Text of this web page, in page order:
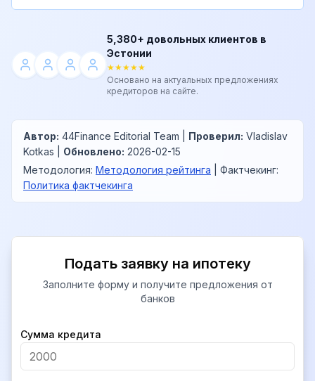
5,380+ довольных клиентов в
Эстонии
★★★★★
Основано на актуальных предложениях
кредиторов на сайте.
Автор: 44Finance Editorial Team Проверил: Vladislav
Kotkas
Обновлено: 2026-02-15
Методология: Методология рейтинга Фактчекинг:
Политика фактчекинга
Подать заявку на ипотеку
Заполните форму и получите предложения от
банков
Company
Сумма кредита